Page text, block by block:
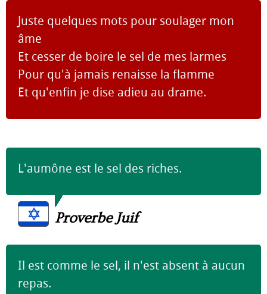
Juste quelques mots pour soulager mon
âme
Et cesser de boire le sel de mes larmes
Pour qu'à jamais renaisse la flamme
Et qu'enfin je dise adieu au drame.
L'aumône est le sel des riches.
Proverbe Juif
Il est comme le sel, il n'est absent à aucun
repas.